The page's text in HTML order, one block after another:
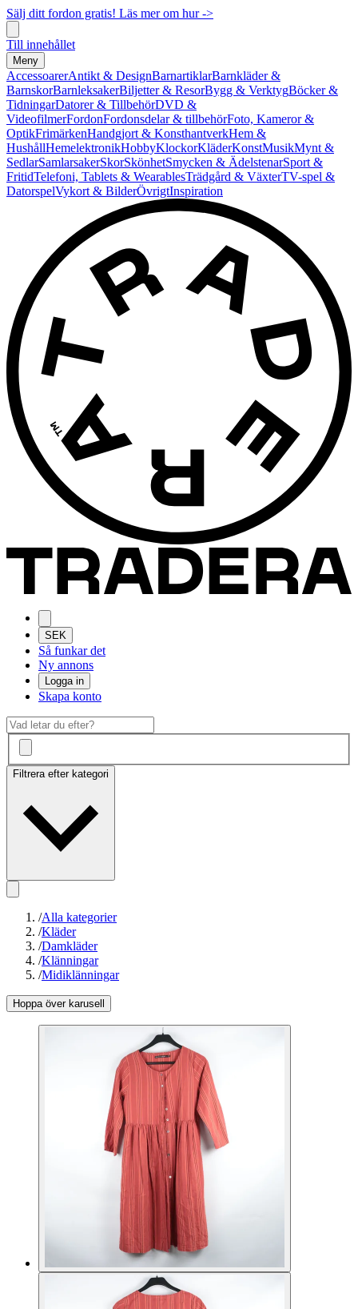
Sälj ditt fordon gratis! Läs mer om hur ->
Till innehållet
Meny
AccessoarerAntikt & DesignBarnartiklarBarnkläder &
BarnskorBarnleksakerBiljetter & ResorBygg & VerktygBöcker &
TidningarDatorer & TillbehörDVD &
VideofilmerFordonFordonsdelar & tillbehörFoto, Kameror &
OptikFrimärkenHandgjort & KonsthantverkHem &
HushållHemelektronikHobbyKlockorKläderKonstMusikMynt &
SedlarSamlarsakerSkorSkönhetSmycken & ÄdelstenarSport &
FritidTelefoni, Tablets & WearablesTrädgård & VäxterTV-spel &
DatorspelVykort & BilderÖvrigtInspiration
SEK
Så funkar det
Ny annons
Logga in
Skapa konto
Filtrera efter kategori
/Alla kategorier
/Kläder
/Damkläder
/Klänningar
/Midiklänningar
Hoppa över karusell